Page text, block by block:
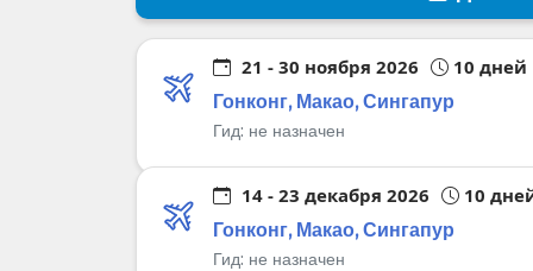
21 - 30 ноября 2026 10 дней
Гонконг, Макао, Сингапур
Гид: не назначен
14 - 23 декабря 2026 10
Гонконг, Макао, Сингапур
Гид: не назначен